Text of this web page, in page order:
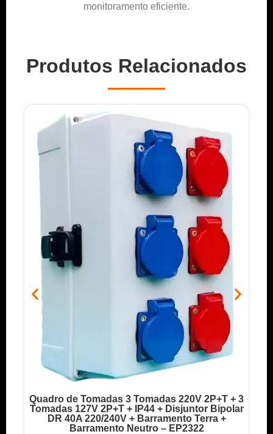
monitoramento eficiente.
Produtos Relacionados
Quadro de Tomadas 3 Tomadas 220V 2P+T + 3
Tomadas 127V 2P+T + IP44 + Disjuntor Bipolar
DR 40A 220/240V + Barramento Terra +
Barramento Neutro – EP2322